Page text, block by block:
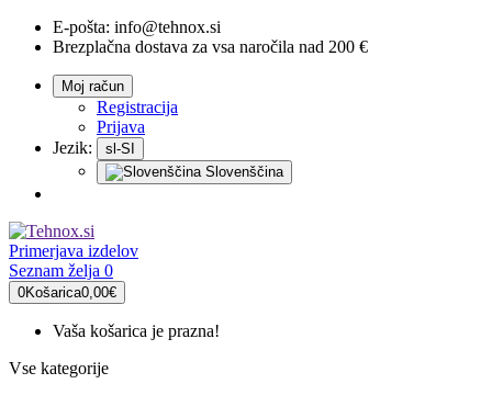
E-pošta: info@tehnox.si
Brezplačna dostava za vsa naročila nad 200 €
Moj račun
Registracija
Prijava
Jezik:
sl-SI
Slovenščina
Primerjava izdelov
Seznam želja 0
0Košarica0,00€
Vaša košarica je prazna!
Vse kategorije